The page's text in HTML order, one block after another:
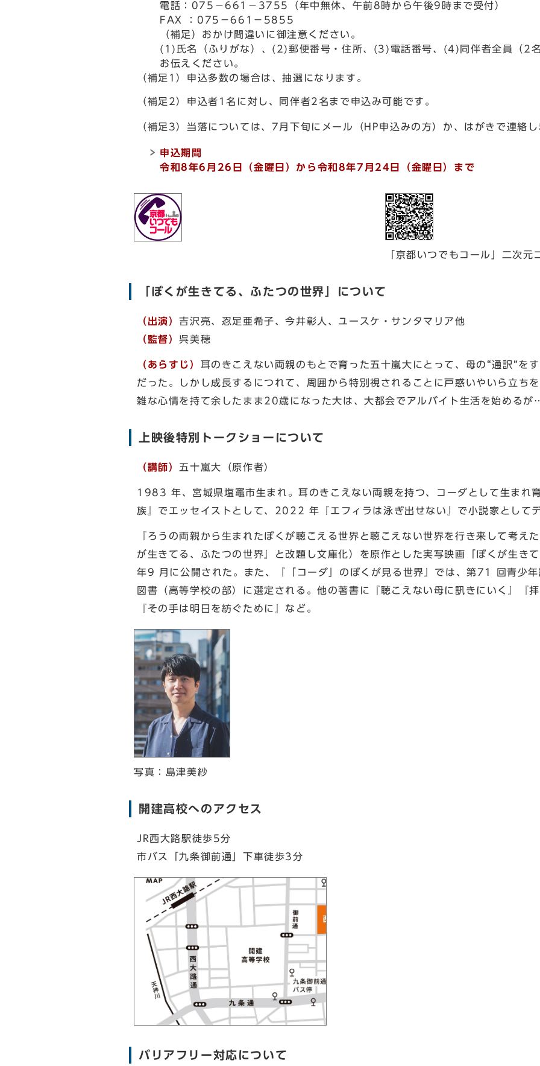
電話：075－661－3755（年中無休、午前8時から午後9時まで受付）
FAX ：075－661－5855
（補足）おかけ間違いに御注意ください。
(1)氏名（ふりがな）、(2)郵便番号・住所、(3)電話番号、(4)同伴者全員（2
お伝えください。
（補足1）申込多数の場合は、抽選になります。
（補足2）申込者1名に対し、同伴者2名まで申込み可能です。
（補足3）当落については、7月下旬にメール（HP申込みの方）か、はがきで連絡し
申込期間
令和8年6月26日（金曜日）から令和8年7月24日（金曜日）まで
「京都いつでもコール」二次元
「ぼくが生きてる、ふたつの世界」について
（出演）吉沢亮、忍足亜希子、今井彰人、ユースケ・サンタマリア他
（監督）呉美穂
（あらすじ） 耳のきこえない両親のもとで育った五十嵐大にとって、母の“通訳”を
だった。しかし成長するにつれて、周囲から特別視されることに戸惑いやいら立ち
雑な心情を持て余したまま20歳になった大は、大都会でアルバイト生活を始めるが
上映後特別トークショーについて
（講師） 五十嵐大（原作者）
1983 年、宮城県塩竈市生まれ。耳のきこえない両親を持つ、コーダとして生まれ
族』でエッセイストとして、2022 年『エフィラは泳ぎ出せない』で小説家としてデ
『ろうの両親から生まれたぼくが聴こえる世界と聴こえない世界を行き来して考え
が生きてる、ふたつの世界』と改題し文庫化）を原作とした実写映画「ぼくが生き
年9 月に公開された。また、『「コーダ」のぼくが見る世界』では、第71 回青少
図書（高等学校の部）に選定される。他の著書に『聴こえない母に訊きにいく』『
『その手は明日を紡ぐために』など。
写真：島津美紗
開建高校へのアクセス
JR西大路駅徒歩5分
市バス「九条御前通」下車徒歩3分
バリアフリー対応について